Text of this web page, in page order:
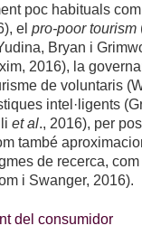
poc habituals
el pro-poor tourism
Bryan i
2016), la
de voluntaris
intel·ligents
et al., 2016), per
també
de recerca, com
i Swanger, 2016).
del consumidor